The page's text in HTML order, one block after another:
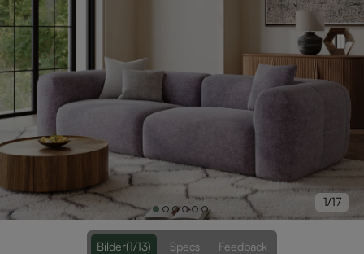
1/17
Bilder(1/13) Specs Feedback